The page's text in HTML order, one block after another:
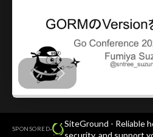
SPONSORED·
SiteGround - Reliable
security, and support